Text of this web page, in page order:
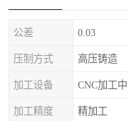
公差 0.03
压制方式 高压铸造
加工设备 CNC加工
加工精度 精加工